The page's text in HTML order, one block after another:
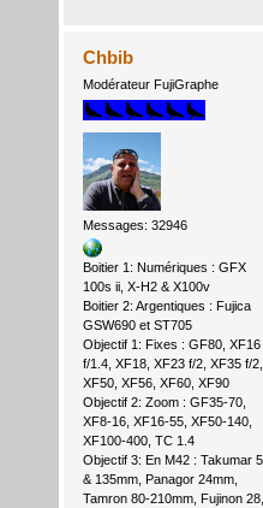
Chbib
Modérateur FujiGraphe
Messages: 32946
Boitier 1: Numériques : GFX
100s ii, X-H2 & X100v
Boitier 2: Argentiques : Fujica
GSW690 et ST705
Objectif 1: Fixes : GF80, XF16
f/1.4, XF18, XF23 f/2, XF35 f/2,
XF50, XF56, XF60, XF90
Objectif 2: Zoom : GF35-70,
XF8-16, XF16-55, XF50-140,
XF100-400, TC 1.4
Objectif 3: En M42 : Takumar
& 135mm, Panagor 24mm,
Tamron 80-210mm, Fujinon 28,